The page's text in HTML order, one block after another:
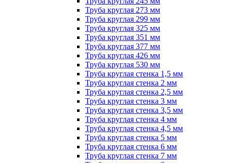
Труба круглая 273 мм
Труба круглая 299 мм
Труба круглая 325 мм
Труба круглая 351 мм
Труба круглая 377 мм
Труба круглая 426 мм
Труба круглая 530 мм
Труба круглая стенка 1,5 мм
Труба круглая стенка 2 мм
Труба круглая стенка 2,5 мм
Труба круглая стенка 3 мм
Труба круглая стенка 3,5 мм
Труба круглая стенка 4 мм
Труба круглая стенка 4,5 мм
Труба круглая стенка 5 мм
Труба круглая стенка 6 мм
Труба круглая стенка 7 мм